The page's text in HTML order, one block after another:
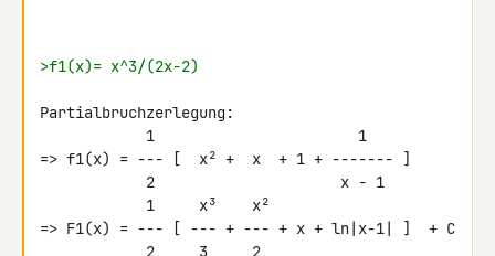
>f1(x)= x^3/(2x-2)
Partialbruchzerlegung:
=> f1(x) = --- [  x² +  x  + 1 + ------- ]
=> F1(x) = --- [ --- + --- + x + ln|x-1| ]  + C